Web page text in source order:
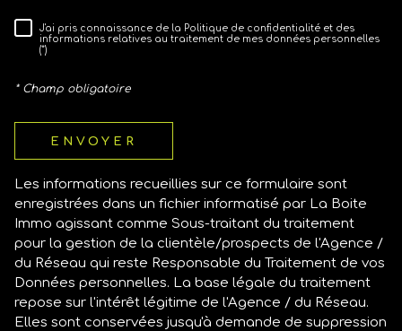
RÈGLEMENTATION
J'ai pris connaissance de la Politique de confidentialité et des
informations relatives au traitement de mes données personnelles
(*)
* Champ obligatoire
ENVOYER
Les informations recueillies sur ce formulaire sont
enregistrées dans un fichier informatisé par La Boite
Immo agissant comme Sous-traitant du traitement
pour la gestion de la clientèle/prospects de l'Agence /
du Réseau qui reste Responsable du Traitement de vos
Données personnelles. La base légale du traitement
repose sur l'intérêt légitime de l'Agence / du Réseau.
Elles sont conservées jusqu'à demande de suppression